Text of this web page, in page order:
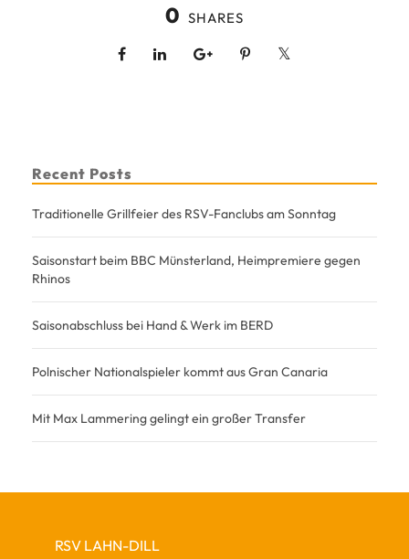
0 SHARES
Recent Posts
Traditionelle Grillfeier des RSV-Fanclubs am Sonntag
Saisonstart beim BBC Münsterland, Heimpremiere gegen
Rhinos
Saisonabschluss bei Hand & Werk im BERD
Polnischer Nationalspieler kommt aus Gran Canaria
Mit Max Lammering gelingt ein großer Transfer
RSV LAHN-DILL